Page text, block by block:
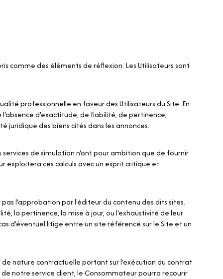
comme des éléments de réflexion. Les Utilisateurs sont
professionnelle en faveur des Utilisateurs du Site. En
d'exactitude, de fiabilité, de pertinence,
juridique des biens cités dans les annonces.
de simulation n'ont pour ambition que de fournir
exploitera ces calculs avec un esprit critique et
l'approbation par l'éditeur du contenu des dits sites.
la pertinence, la mise à jour, ou l'exhaustivité de leur
d'éventuel litige entre un site référencé sur le Site et un
nature contractuelle portant sur l'exécution du contrat
notre service client, le Consommateur pourra recourir